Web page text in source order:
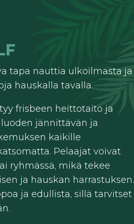
tapa nauttia ulkoilmasta ja
hauskalla tavalla.
frisbeen heittotaito ja
jännittävän ja
kaikille
Pelaajat voivat
ryhmässä, mikä tekee
ja hauskan harrastuksen.
ja edullista, sillä tarvitset